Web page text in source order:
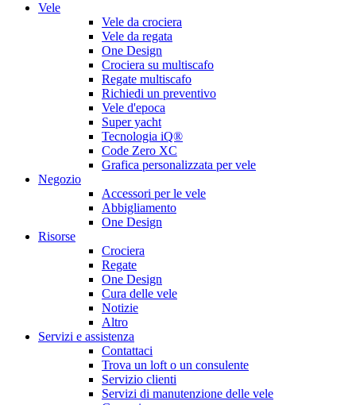
Vele
Vele da crociera
Vele da regata
One Design
Crociera su multiscafo
Regate multiscafo
Richiedi un preventivo
Vele d'epoca
Super yacht
Tecnologia iQ®
Code Zero XC
Grafica personalizzata per vele
Negozio
Accessori per le vele
Abbigliamento
One Design
Risorse
Crociera
Regate
One Design
Cura delle vele
Notizie
Altro
Servizi e assistenza
Contattaci
Trova un loft o un consulente
Servizio clienti
Servizi di manutenzione delle vele